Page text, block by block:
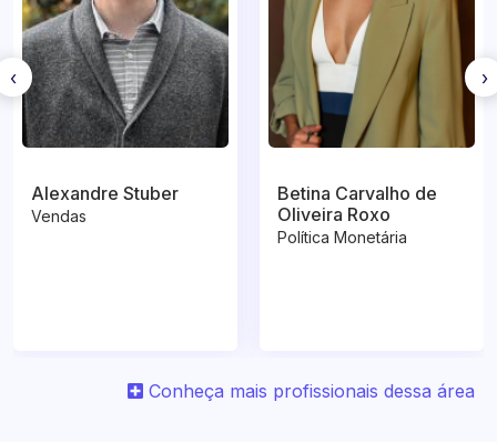
Alexandre Stuber
Vendas
Betina Carvalho de
Oliveira Roxo
Política Monetária
‹ ›
Conheça mais profissionais dessa área